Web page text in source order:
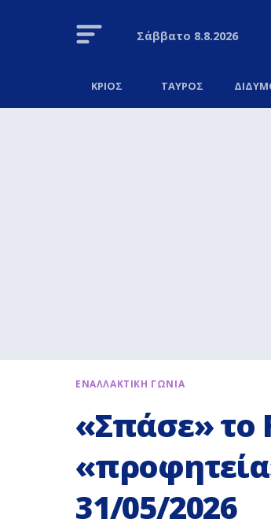
Σάββατο 8.8.2026
ΚΡΙΟΣ ΤΑΥΡΟΣ
ΕΝΑΛΛΑΚΤΙΚΗ ΓΩΝΙΑ
«Σπάσε» το
31/05/2026